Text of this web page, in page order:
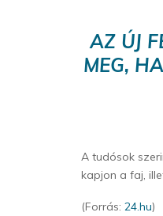
AZ ÚJ
MEG,
A tudósok
kapjon a faj,
(Forrás:24.hu)